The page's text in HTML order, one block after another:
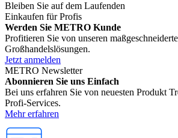
Bleiben Sie auf dem Laufenden
Einkaufen für Profis
Werden Sie METRO Kunde
Profitieren Sie von unseren
Großhandelslösungen.
Jetzt anmelden
METRO Newsletter
Abonnieren Sie uns Einfach
Bei uns erfahren Sie von neuesten Produkt
Profi-Services.
Mehr erfahren